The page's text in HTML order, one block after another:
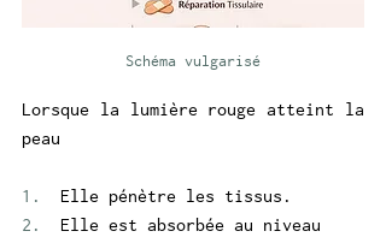
Schéma vulgarisé
Lorsque la lumière rouge atteint la
peau
Elle pénètre les tissus.
Elle est absorbée au niveau